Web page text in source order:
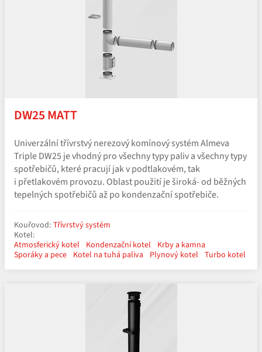
DW25 MATT
Univerzální třívrstvý nerezový komínový systém Almeva
Triple DW25 je vhodný pro všechny typy paliv a všechny typy
spotřebičů, které pracují jak v podtlakovém, tak
i přetlakovém provozu. Oblast použití je široká- od běžných
tepelných spotřebičů až po kondenzační spotřebiče.
Kouřovod: Třívrstvý systém
Kotel:
Atmosferický kotel
Kondenzační kotel
Krby a kamna
Sporáky a pece Kotel na tuhá paliva Plynový kotel Turbo kotel